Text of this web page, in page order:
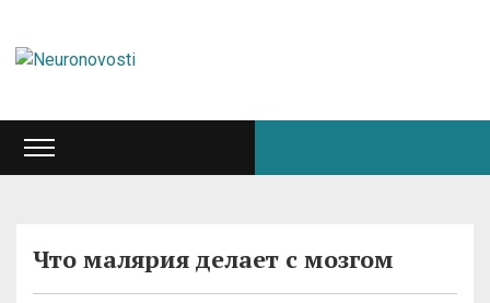
Что малярия делает с мозгом